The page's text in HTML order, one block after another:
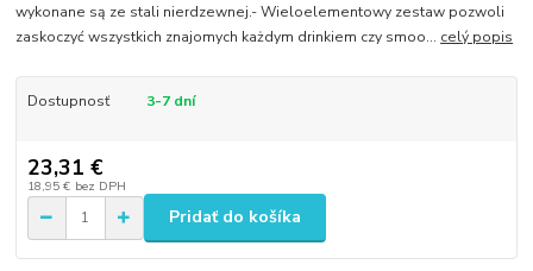
wykonane są ze stali nierdzewnej.- Wieloelementowy zestaw pozwoli
zaskoczyć wszystkich znajomych każdym drinkiem czy smoo... celý popis
Dostupnosť 3-7 dní
23,31 €
18,95 € bez DPH
Pridať do košíka